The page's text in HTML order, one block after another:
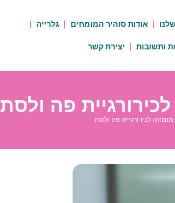
אודות סוהיר המומחים גלרייה
ותשובות יצירת קשר
פה ולסת
מומחה לכירורגיית פה ולסת